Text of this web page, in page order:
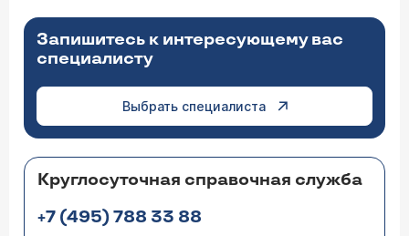
Запишитесь к интересующему вас
специалисту
Выбрать специалиста
Круглосуточная справочная служба
+7 (495) 788 33 88